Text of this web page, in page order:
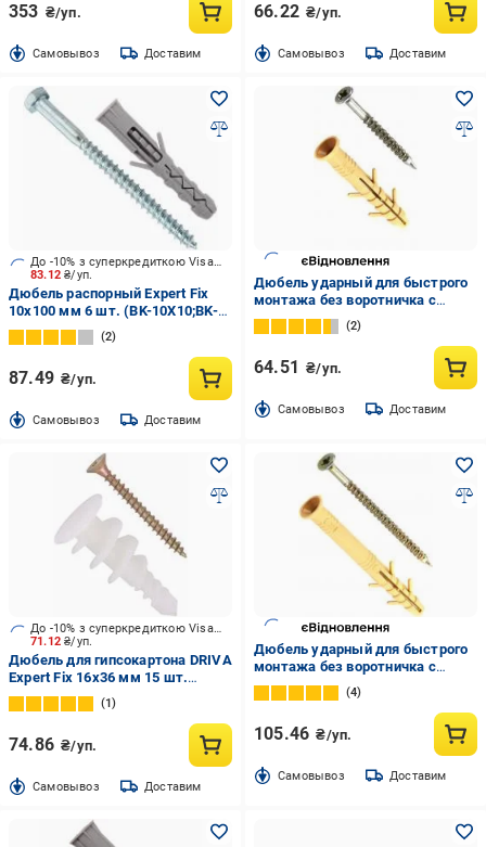
353 ₴/уп.
Cамовывоз Доставим
66.22 ₴/уп.
Cамовывоз Доставим
83.12₴/уп.
До -10% з суперкредиткою Visa Вигода
Дюбель распорный Expert Fix
10x100 мм 6 шт. (BK-10X10;BK-
10X100be)
2
87.49 ₴/уп.
Cамовывоз Доставим
Дюбель ударный для быстрого
монтажа без воротничка с
шурупом (полиэтилен) ЕСМ 6x40
мм 100 шт.
2
64.51 ₴/уп.
Cамовывоз Доставим
71.12₴/уп.
До -10% з суперкредиткою Visa Вигода
Дюбель для гипсокартона DRIVA
Expert Fix 16x36 мм 15 шт.
(DRNW28be)
1
74.86 ₴/уп.
Cамовывоз Доставим
Дюбель ударный для быстрого
монтажа без воротничка с
шурупом (полиэтилен) ЕСМ 6x60
мм 100 шт.
4
105.46 ₴/уп.
Cамовывоз Доставим